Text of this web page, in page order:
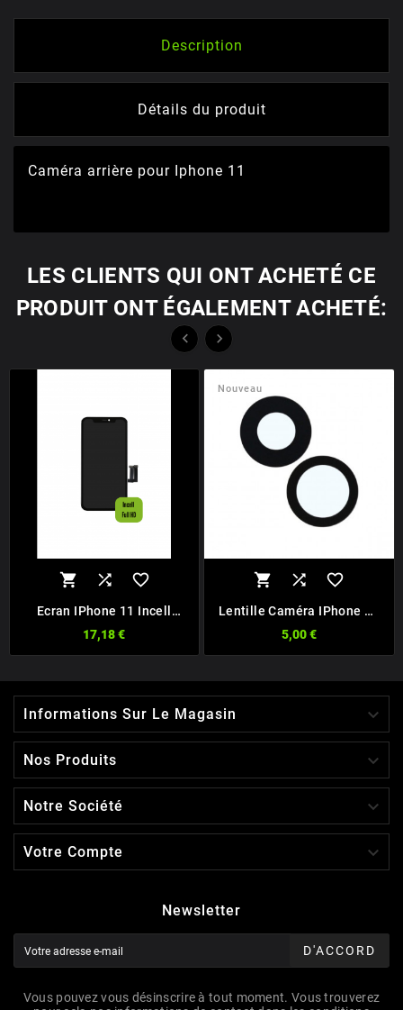
Description
Détails du produit
Caméra arrière pour Iphone 11
LES CLIENTS QUI ONT ACHETÉ CE
PRODUIT ONT ÉGALEMENT ACHETÉ:
 
  
Ecran IPhone 11 Incell
17,18 €
Nouveau
  
Lentille Caméra IPhone 11
5,00 €
Informations Sur Le Magasin 
Nos Produits 
Notre Société 
Votre Compte 
Newsletter
D'ACCORD
Vous pouvez vous désinscrire à tout moment. Vous trouverez